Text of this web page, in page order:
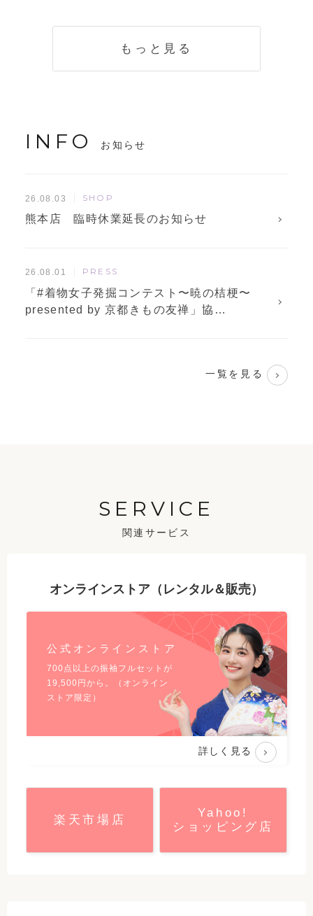
もっと見る
INFO お知らせ
26.08.03 SHOP
熊本店 臨時休業延長のお知らせ
26.08.01 PRESS
「#着物女子発掘コンテスト〜暁の桔梗〜
presented by 京都きもの友禅」協…
一覧を見る
SERVICE
関連サービス
オンラインストア（レンタル＆販売）
公式オンラインストア
700点以上の振袖フルセットが
19,500 円から。（オンライン
ストア限定）
詳しく見る
楽天市場店
Yahoo!
ショッピング店